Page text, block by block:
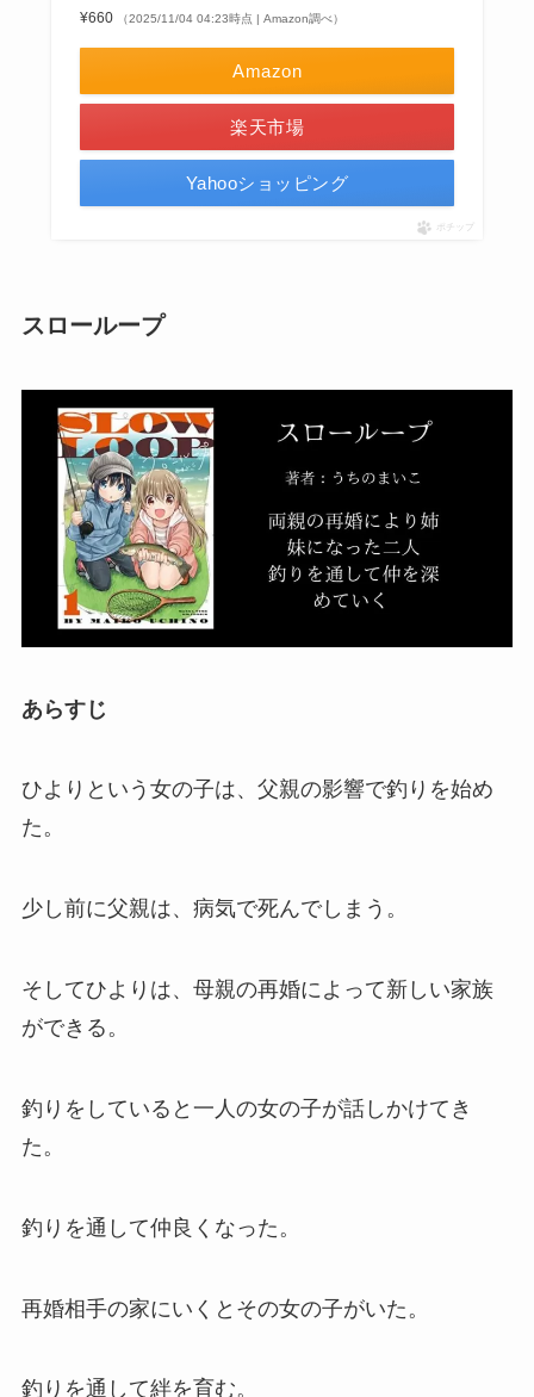
¥660
（2025/11/04 04:23時点 | Amazon調べ）
Amazon
楽天市場
Yahooショッピング
ポチップ
スローループ
あらすじ
ひよりという女の子は、父親の影響で釣りを始め
た。
少し前に父親は、病気で死んでしまう。
そしてひよりは、母親の再婚によって新しい家族
ができる。
釣りをしていると一人の女の子が話しかけてき
た。
釣りを通して仲良くなった。
再婚相手の家にいくとその女の子がいた。
釣りを通して絆を育む。